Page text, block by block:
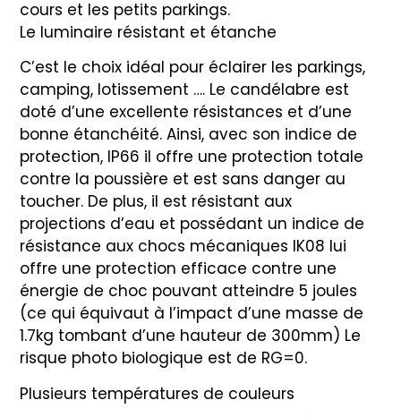
cours et les petits parkings.
Le luminaire résistant et étanche
C’est le choix idéal pour éclairer les parkings,
camping, lotissement …. Le candélabre est
doté d’une excellente résistances et d’une
bonne étanchéité. Ainsi, avec son indice de
protection, IP66 il offre une protection totale
contre la poussière et est sans danger au
toucher. De plus, il est résistant aux
projections d’eau et possédant un indice de
résistance aux chocs mécaniques IK08 lui
offre une protection efficace contre une
énergie de choc pouvant atteindre 5 joules
(ce qui équivaut à l’impact d’une masse de
1.7kg tombant d’une hauteur de 300mm) Le
risque photo biologique est de RG=0.
Plusieurs températures de couleurs